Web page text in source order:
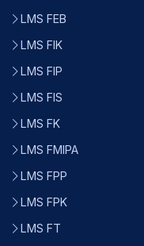
LMS FEB
LMS FIK
LMS FIP
LMS FIS
LMS FK
LMS FMIPA
LMS FPP
LMS FPK
LMS FT